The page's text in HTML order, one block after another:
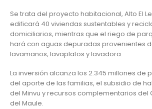
Se trata del proyecto habitacional, Alto El
edificará 40 viviendas sustentables y
domiciliarios, mientras que el riego de
hará con aguas depuradas provenientes
lavamanos, lavaplatos y lavadora.
La inversión alcanza los 2.345 millones de
del aporte de las familias, el subsidio de
del Minvu y recursos complementarios del
del Maule.